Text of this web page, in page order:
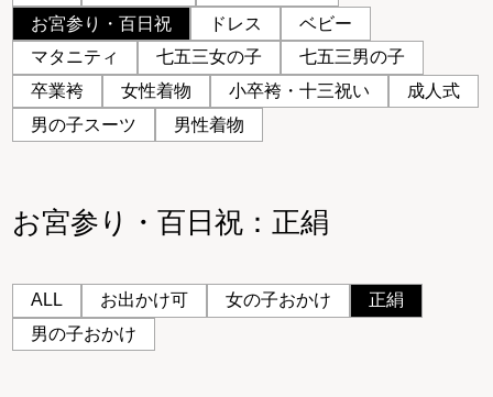
お宮参り・百日祝
ドレス
ベビー
マタニティ
七五三女の子
七五三男の子
卒業袴
女性着物 小卒袴・十三祝い
成人式
男の子スーツ
男性着物
お宮参り・百日祝：正絹
ALL お出かけ可 女の子おかけ
正絹
男の子おかけ